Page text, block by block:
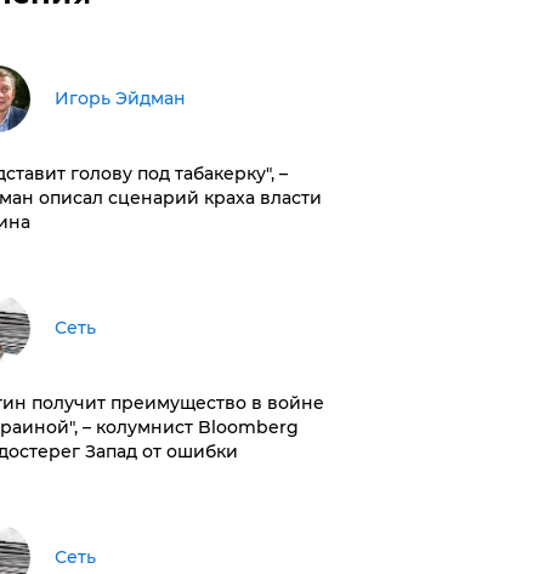
Игорь Эйдман
голову под табакерку", –
описал сценарий краха власти
Сеть
получит преимущество в войне
– колумнист Bloomberg
Запад от ошибки
Сеть